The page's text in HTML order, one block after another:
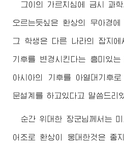
그이의 가르치심에 금시 과
오르는듯싶은 환상의 무아경
그 학생은 다른 나라의 잡지
기후를 변경시킨다는 흥미있
아시아의 기후를 아열대기후
문설계를 하고있다고 말씀드리
순간위대한 장군님께서 는
어조로 환상이 웅대한것은 좋